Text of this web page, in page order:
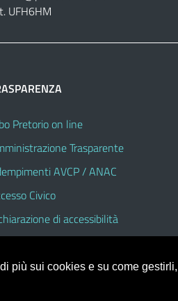
UFH6HM
Pretorio on line
Trasparente
AVCP / ANAC
Civico
di accessibilità
© 2026 Istituto
più sui cookies e su come gestirli,